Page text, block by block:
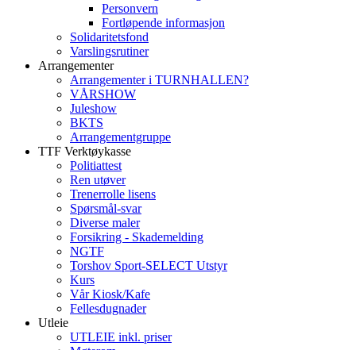
Personvern
Fortløpende informasjon
Solidaritetsfond
Varslingsrutiner
Arrangementer
Arrangementer i TURNHALLEN?
VÅRSHOW
Juleshow
BKTS
Arrangementgruppe
TTF Verktøykasse
Politiattest
Ren utøver
Trenerrolle lisens
Spørsmål-svar
Diverse maler
Forsikring - Skademelding
NGTF
Torshov Sport-SELECT Utstyr
Kurs
Vår Kiosk/Kafe
Fellesdugnader
Utleie
UTLEIE inkl. priser